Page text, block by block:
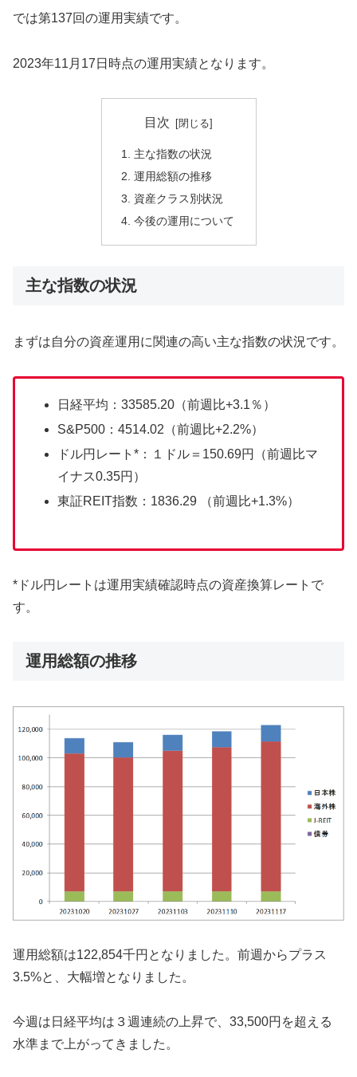
では第137回の運用実績です。
2023年11月17日時点の運用実績となります。
目次
主な指数の状況
運用総額の推移
資産クラス別状況
今後の運用について
主な指数の状況
まずは自分の資産運用に関連の高い主な指数の状況です。
日経平均：33585.20（前週比+3.1％）
S&P500：4514.02（前週比+2.2%）
ドル円レート*：１ドル＝150.69円（前週比マ
イナス0.35円）
東証REIT指数：1836.29 （前週比+1.3%）
*ドル円レートは運用実績確認時点の資産換算レートで
す。
運用総額の推移
運用総額は122,854千円となりました。前週からプラス
3.5%と、大幅増となりました。
今週は日経平均は３週連続の上昇で、33,500円を超える
水準まで上がってきました。